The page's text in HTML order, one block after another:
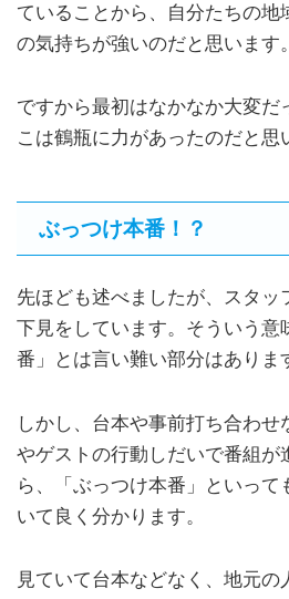
ていることから、自分たちの地
の気持ちが強いのだと思います。
ですから最初はなかなか大変だ
こは鶴瓶に力があったのだと思
ぶっつけ本番！？
先ほども述べましたが、スタッ
下見をしています。そういう意
番」とは言い難い部分はありま
しかし、台本や事前打ち合わせ
やゲストの行動しだいで番組が
ら、「ぶっつけ本番」といって
いて良く分かります。
見ていて台本などなく、地元